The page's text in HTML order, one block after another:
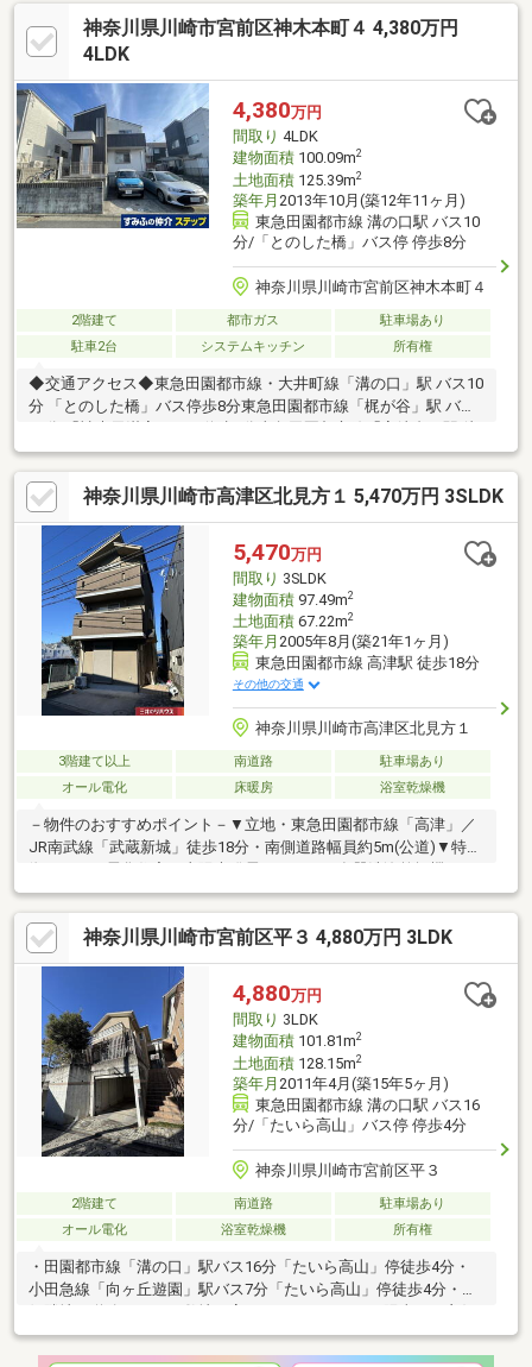
あり洗面所に繋がる導線のシューズインクローゼットウォークイ
ンクローゼット付きで収納豊富階段下にも大容量の収納スペース
玄関ポーチを備えたゆとりあるアプローチご家族で快適にお住ま
神奈川県川崎市宮前区神木本町４ 4,380万円
4LDK
4,380万円
間取り 4LDK
建物面積100.09m2
土地面積125.39m2
築年月 2013年10月(築12年11ヶ月)
東急田園都市線 溝の口駅 バス10
分/「とのした橋」バス停 停歩8分
神奈川県川崎市宮前区神木本町４
2階建て 都市ガス
駐車場あり
駐車2台
システムキッチン 所有権
◆交通アクセス◆東急田園都市線・大井町線「溝の口」駅 バス10
分 「とのした橋」バス停歩8分東急田園都市線「梶が谷」駅 バス
歩22分 ◇アピールポイント◇・全室2面採光につき陽当たり通
風良好・LDK横にウッドデッキあり・2階には2面にバルコニーあ
り・トイレ2か所設置・カースペース2台駐車可能（車種によ
る）・閑静な住宅地にございます
神奈川県川崎市高津区北見方１ 5,470万円 3SLDK
5,470万円
間取り 3SLDK
建物面積97.49m2
土地面積67.22m2
築年月 2005年8月(築21年1ヶ月)
東急田園都市線 高津駅 徒歩18分
その他の交通
神奈川県川崎市高津区北見方１
3階建て以上 南道路
駐車場あり
オール電化
床暖房 浴室乾燥機
－物件のおすすめポイント－▼立地・東急田園都市線「高津」／
JR南武線「武蔵新城」徒歩18分・南側道路幅員約5m(公道)▼特
ッチン電動昇降吊戸棚・システムキッチンには除菌水専用の生成
器・季節物の収納等にも役立つ小屋裏収納付・多用途に活用しや
すい窓・収納付のサービススペース約6.5帖▼周辺環境・まいばす
けっと川崎北見方店 徒歩3分(約210m)・ローソン川崎北見方一丁
目店 徒歩4分(約320m)■ ご希望の住まい探しをお手伝いします
━━━━━・・・物件の詳細・ご相談はお気軽にお問い合わせく
ださい。
神奈川県川崎市宮前区平３ 4,880万円 3LDK
4,880万円
間取り 3LDK
建物面積101.81m2
土地面積128.15m2
築年月 2011年4月(築15年5ヶ月)
東急田園都市線 溝の口駅 バス16
分/「たいら高山」バス停 停歩4分
神奈川県川崎市宮前区平３
2階建て 南道路
駐車場あり
オール電化
浴室乾燥機 所有権
・田園都市線「溝の口」駅バス16分「たいら高山」停徒歩4分・
小田急線「向ヶ丘遊園」駅バス7分「たいら高山」停徒歩4分・南
です。・トヨタホーム施工の軽量鉄骨造を採用しています。・前
面道路は通りぬけができないため、車の交通量が少ないのが特徴